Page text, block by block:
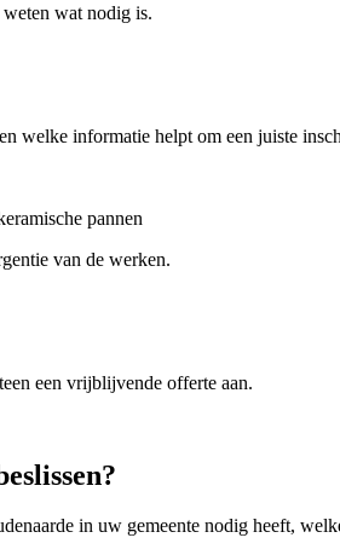
wat nodig is.
welke informatie helpt om een juiste
pannen
van de werken.
een vrijblijvende offerte aan.
in uw gemeente nodig heeft,